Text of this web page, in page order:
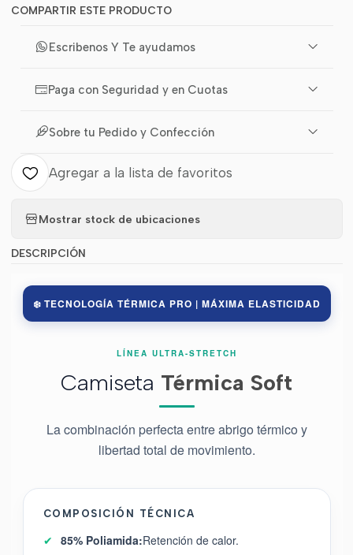
COMPARTIR ESTE PRODUCTO
Escribenos Y Te ayudamos
Paga con Seguridad y en Cuotas
Sobre tu Pedido y Confección
Agregar a la lista de favoritos
Mostrar stock de ubicaciones
DESCRIPCIÓN
❄️ TECNOLOGÍA TÉRMICA PRO | MÁXIMA ELASTICIDAD
LÍNEA ULTRA-STRETCH
Camiseta Térmica Soft
La combinación perfecta entre abrigo térmico y
libertad total de movimiento.
COMPOSICIÓN TÉCNICA
✔ 85% Poliamida:Retención de calor.